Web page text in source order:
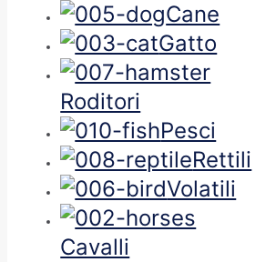
Cane
Gatto
Roditori
Pesci
Rettili
Volatili
Cavalli